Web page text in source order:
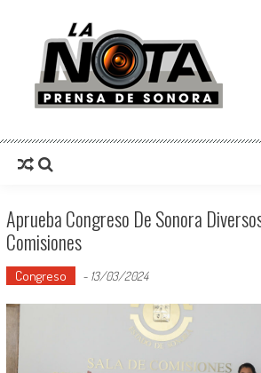
La Nota Prensa De Sonora
Aprueba Congreso De Sonora
Comisiones
Congreso - 13/03/2024